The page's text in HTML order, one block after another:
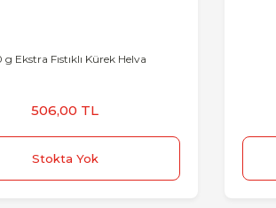
g Ekstra Fıstıklı Kürek Helva
506,00 TL
Stokta Yok